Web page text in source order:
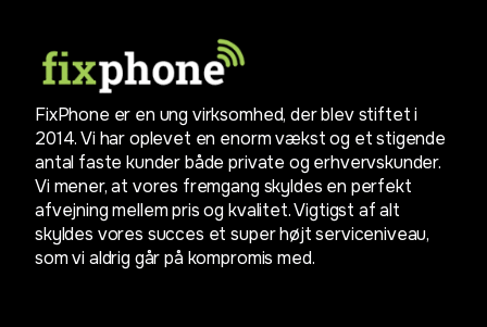
FixPhone er en ung virksomhed, der blev stiftet i
2014. Vi har oplevet en enorm vækst og et stigende
antal faste kunder både private og erhvervskunder.
Vi mener, at vores fremgang skyldes en perfekt
afvejning mellem pris og kvalitet. Vigtigst af alt
skyldes vores succes et super højt serviceniveau,
som vi aldrig går på kompromis med.